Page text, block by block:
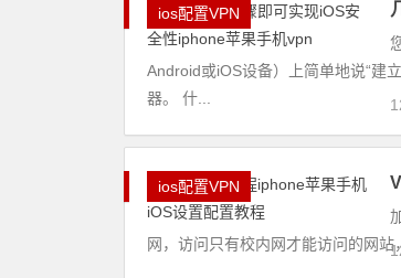
ios配置VPN
Android或iOS设备）上简单地说“建
器。 什...
ios配置VPN
网，访问只有校内网才能访问的网站